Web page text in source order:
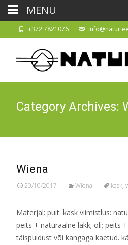
+372 7821076 info@natur.ee
Category Archives:
Wiena
20/10/2017 Wiena kask,
Materjal: puit: kask viimistlus:
peits + naturaalne lakk; õli; peits
täispuidust või kangaga kaetud.
MENU